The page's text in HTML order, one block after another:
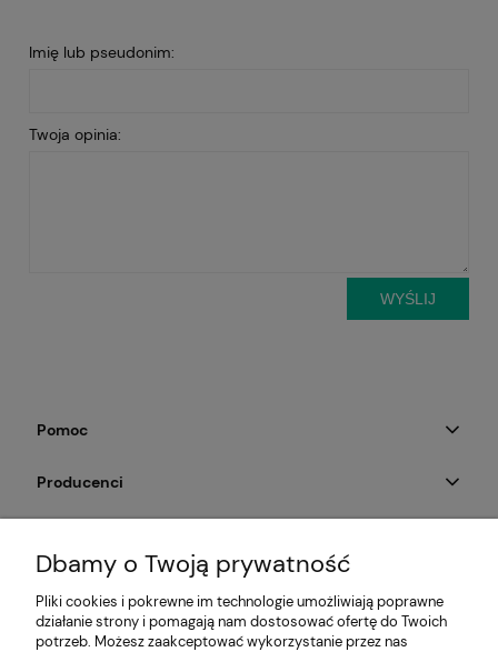
Imię lub pseudonim:
Twoja opinia:
WYŚLIJ
Pomoc
Producenci
Informacje
Dbamy o Twoją prywatność
Pliki cookies i pokrewne im technologie umożliwiają poprawne
działanie strony i pomagają nam dostosować ofertę do Twoich
potrzeb. Możesz zaakceptować wykorzystanie przez nas